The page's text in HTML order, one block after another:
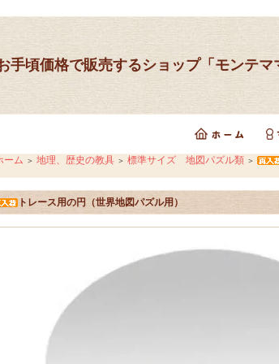
手頃価格で販売するショップ「モンテマ
ーム ＞ 地理、歴史の教具 ＞ 標準サイズ 地図パズル類 ＞
トレース用の円（世界地図パズル用）